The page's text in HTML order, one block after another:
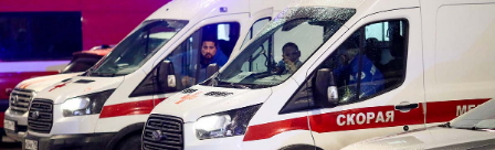
родителей погибшего юноши пали на Миссюру, но
доказать его причастность к кончине их сына не
удалось. Когда же подозреваемого задержали, он
заявил, что ничего не подсыпал в морс и утверждал,
что яд могли добавить в бутылкунекие
недоброжелатели.